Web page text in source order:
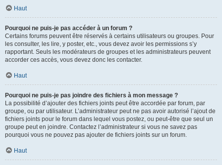
Haut
Pourquoi ne puis-je pas accéder à un forum ?
Certains forums peuvent être réservés à certains utilisateurs ou groupes. Pour
les consulter, les lire, y poster, etc., vous devez avoir les permissions s’y
rapportant. Seuls les modérateurs de groupes et les administrateurs peuvent
accorder ces accès, vous devez donc les contacter.
Haut
Pourquoi ne puis-je pas joindre des fichiers à mon message ?
La possibilité d’ajouter des fichiers joints peut être accordée par forum, par
groupe, ou par utilisateur. L’administrateur peut ne pas avoir autorisé l’ajout de
fichiers joints pour le forum dans lequel vous postez, ou peut-être que seul un
groupe peut en joindre. Contactez l’administrateur si vous ne savez pas
pourquoi vous ne pouvez pas ajouter de fichiers joints sur un forum.
Haut